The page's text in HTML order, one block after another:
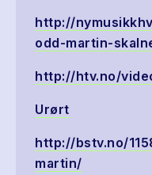
http://
odd-martin-
http://htv.no/
Urørt
http://bstv.no/
martin/